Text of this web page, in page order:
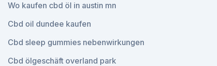
Wo kaufen cbd öl in austin mn
Cbd oil dundee kaufen
Cbd sleep gummies nebenwirkungen
Cbd ölgeschäft overland park